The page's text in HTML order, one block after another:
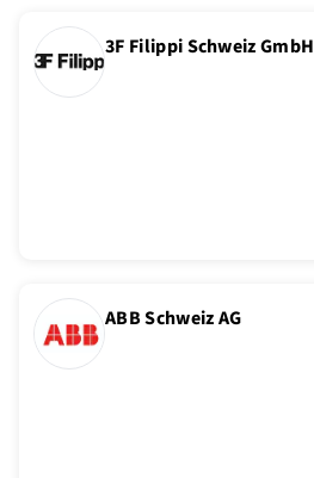
3F Filippi Schweiz GmbH
ABB Schweiz AG